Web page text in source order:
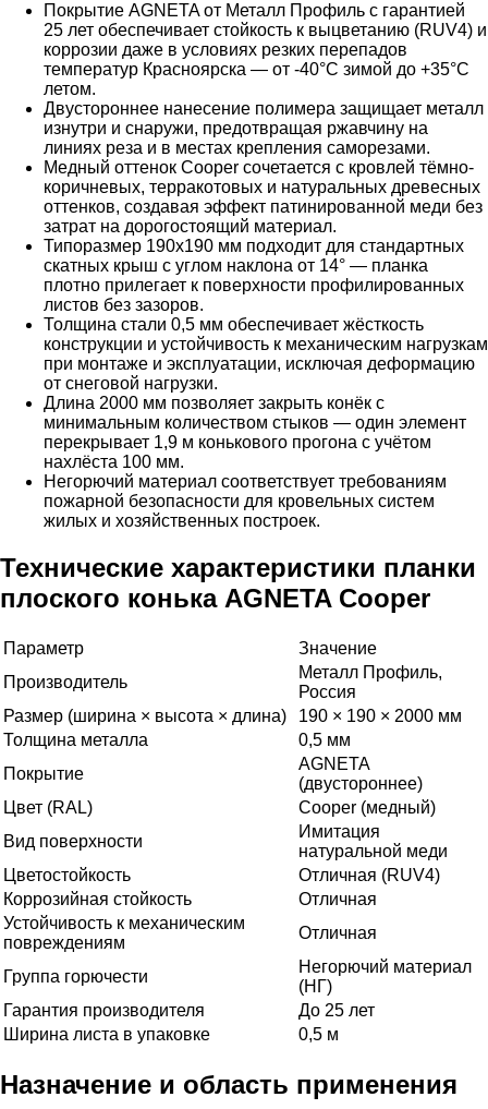
Покрытие AGNETA от Металл Профиль с гарантией
25 лет обеспечивает стойкость к выцветанию (RUV4) и
коррозии даже в условиях резких перепадов
температур Красноярска — от -40°C зимой до +35°C
летом.
Двустороннее нанесение полимера защищает металл
изнутри и снаружи, предотвращая ржавчину на
линиях реза и в местах крепления саморезами.
Медный оттенок Cooper сочетается с кровлей тёмно-
коричневых, терракотовых и натуральных древесных
оттенков, создавая эффект патинированной меди без
затрат на дорогостоящий материал.
Типоразмер 190х190 мм подходит для стандартных
скатных крыш с углом наклона от 14° — планка
плотно прилегает к поверхности профилированных
листов без зазоров.
Толщина стали 0,5 мм обеспечивает жёсткость
конструкции и устойчивость к механическим нагрузкам
при монтаже и эксплуатации, исключая деформацию
от снеговой нагрузки.
Длина 2000 мм позволяет закрыть конёк с
минимальным количеством стыков — один элемент
перекрывает 1,9 м конькового прогона с учётом
нахлёста 100 мм.
Негорючий материал соответствует требованиям
пожарной безопасности для кровельных систем
жилых и хозяйственных построек.
Технические характеристики планки
плоского конька AGNETA Cooper
Параметр
Значение
Производитель
Металл Профиль,
Россия
Размер (ширина × высота × длина)
190 × 190 × 2000 мм
Толщина металла
0,5 мм
Покрытие
AGNETA
(двустороннее)
Цвет (RAL)
Cooper (медный)
Вид поверхности
Имитация
натуральной меди
Цветостойкость
Отличная (RUV4)
Коррозийная стойкость
Отличная
Устойчивость к механическим
повреждениям
Отличная
Группа горючести
Негорючий материал
(НГ)
Гарантия производителя
До 25 лет
Ширина листа в упаковке
0,5 м
Назначение и область применения